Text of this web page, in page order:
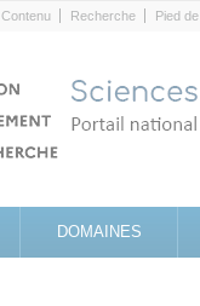
Contenu Recherche Pied
DOMAINES